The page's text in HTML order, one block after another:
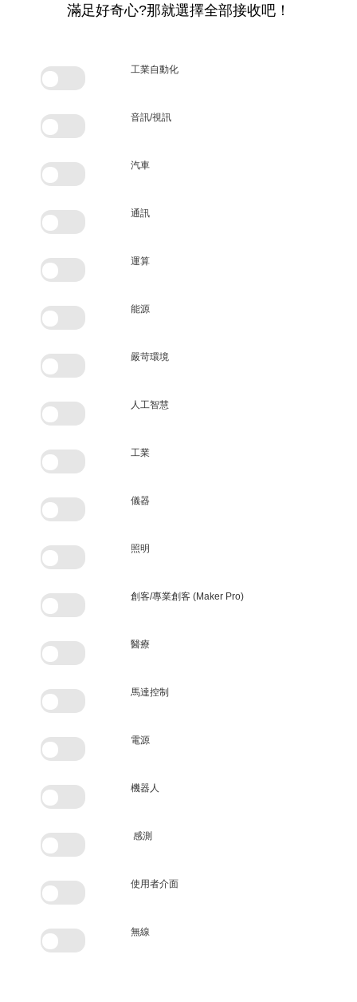
滿足好奇心?那就選擇全部接收吧！
工業自動化
音訊/視訊
汽車
通訊
運算
能源
嚴苛環境
人工智慧
工業
儀器
照明
創客/專業創客 (Maker Pro)
醫療
馬達控制
電源
機器人
感測
使用者介面
無線